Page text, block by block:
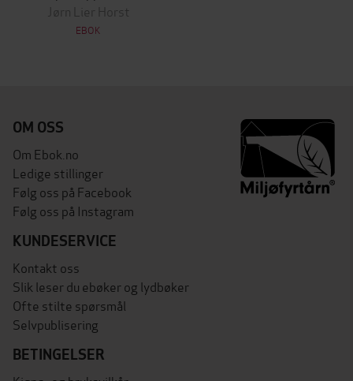
Jørn Lier Horst
EBOK
OM OSS
Om Ebok.no
Ledige stillinger
Følg oss på Facebook
Følg oss på Instagram
KUNDESERVICE
Kontakt oss
Slik leser du ebøker og lydbøker
Ofte stilte spørsmål
Selvpublisering
BETINGELSER